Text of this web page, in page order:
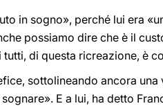
in sogno», perché lui era
possiamo dire che è il
di questa ricreazione, è
sottolineando ancora
E a lui, ha detto